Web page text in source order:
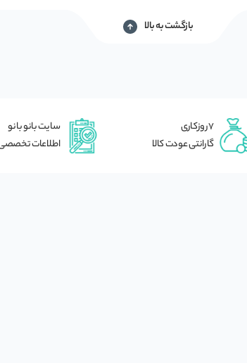
بازگشت به بالا
7 روزکاری
گارانتی عودت کالا
سایت بانو بانو
اطلاعات